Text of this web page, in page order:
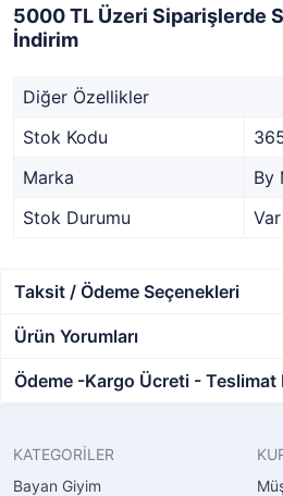
5000 TL Üzeri Siparişlerde
İndirim
Diğer Özellikler
Stok Kodu
Marka
By
Stok Durumu
Var
Taksit / Ödeme Seçenekleri
Ürün Yorumları
Ödeme -Kargo Ücreti - Teslimat
KATEGORİLER
Bayan Giyim